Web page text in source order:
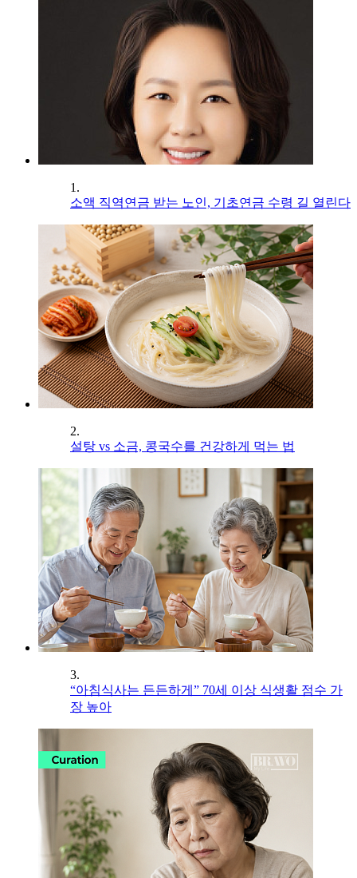
1.
소액 직역연금 받는 노인, 기초연금 수령 길 열린다
2.
설탕 vs 소금, 콩국수를 건강하게 먹는 법
3.
“아침식사는 든든하게” 70세 이상 식생활 점수 가
장 높아